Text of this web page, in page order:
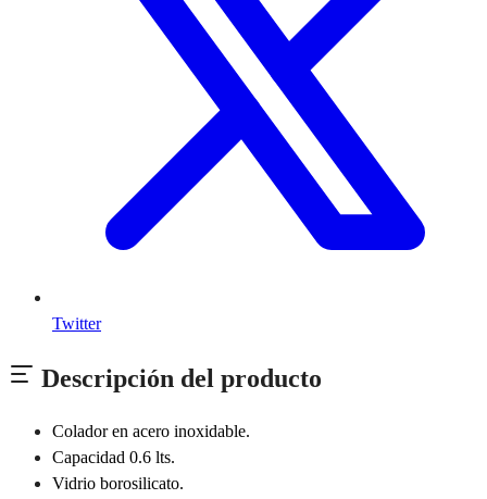
Twitter
Descripción del producto
Colador en acero inoxidable.
Capacidad 0.6 lts.
Vidrio borosilicato.